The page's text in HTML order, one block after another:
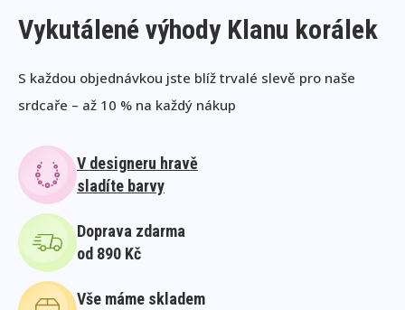
Vykutálené výhody Klanu korálek
S každou objednávkou jste blíž trvalé slevě pro naše
srdcaře – až 10 % na každý nákup
V designeru hravě
sladíte barvy
Doprava zdarma
od 890 Kč
Vše máme skladem